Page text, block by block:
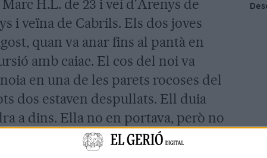
H.L. de 23 i veí d'Arenys de
i veïna de Cabrils. Els dos joves
quan va anar fins al pantà en
amb caiac. El cos del noi va
en una de les parets rocoses del
dos estaven despullats. Ell duia
a dins. Ella no en portava, però no
dins l'aigua.